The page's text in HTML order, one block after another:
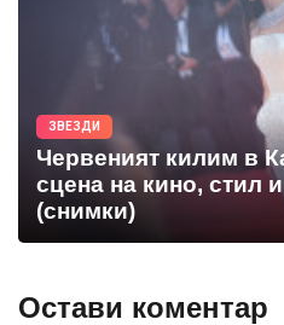
ЗВЕЗДИ
Червеният килим в
сцена на кино, стил
(снимки)
Остави коментар